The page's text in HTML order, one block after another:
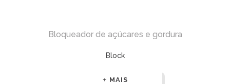
Bloqueador de açúcares e gordura
Block
MAIS